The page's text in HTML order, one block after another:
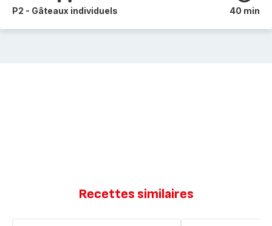
P2 - Gâteaux individuels 40 min
Recettes similaires